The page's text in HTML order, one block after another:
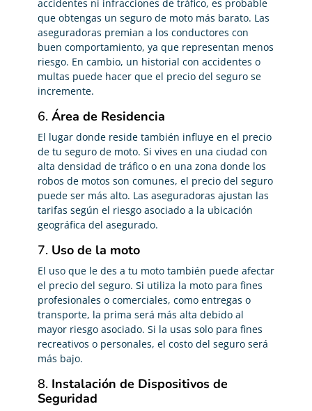
accidentes ni infracciones de tráfico, es probable
que obtengas un seguro de moto más barato. Las
aseguradoras premian a los conductores con
buen comportamiento, ya que representan menos
riesgo. En cambio, un historial con accidentes o
multas puede hacer que el precio del seguro se
incremente.
6. Área de Residencia
El lugar donde reside también influye en el precio
de tu seguro de moto. Si vives en una ciudad con
alta densidad de tráfico o en una zona donde los
robos de motos son comunes, el precio del seguro
puede ser más alto. Las aseguradoras ajustan las
tarifas según el riesgo asociado a la ubicación
geográfica del asegurado.
7. Uso de la moto
El uso que le des a tu moto también puede afectar
el precio del seguro. Si utiliza la moto para fines
profesionales o comerciales, como entregas o
transporte, la prima será más alta debido al
mayor riesgo asociado. Si la usas solo para fines
recreativos o personales, el costo del seguro será
más bajo.
8. Instalación de Dispositivos de
Seguridad